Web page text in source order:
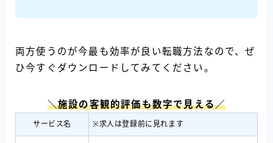
両方使うのが今最も効率が良い転職方法なので、ぜ
ひ今すぐダウンロードしてみてください。
＼施設の客観的評価も数字で見える／
サービス名 ※求人は登録前に見れます